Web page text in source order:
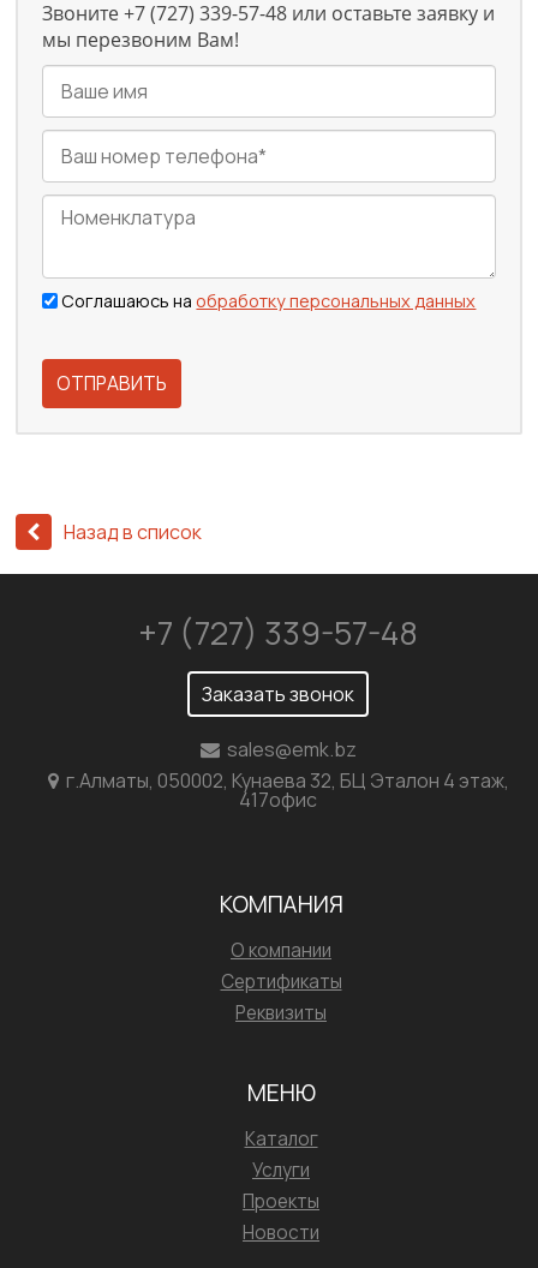
Звоните +7 (727) 339-57-48 или оставьте заявку и
мы перезвоним Вам!
Соглашаюсь наобработку персональных данных
ОТПРАВИТЬ
Назад в список
+7 (727) 339-57-48
Заказать звонок
sales@emk.bz
г.Алматы, 050002, Кунаева 32, БЦ Эталон 4 этаж,
417офис
КОМПАНИЯ
О компании
Сертификаты
Реквизиты
МЕНЮ
Каталог
Услуги
Проекты
Новости